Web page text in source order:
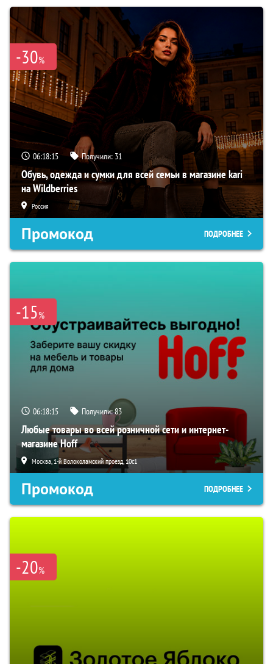
-30%
06:18:14 Получили: 31
Обувь, одежда и сумки для всей семьи в магазине kari
на Wildberries
Россия
Промокод ПОДРОБНЕЕ
-15%
06:18:14 Получили:83
Любые товары во всей розничной сети и интернет-
магазине Hoff
Москва, 1-й Волоколамский проезд, 10с1
Промокод ПОДРОБНЕЕ
-20%